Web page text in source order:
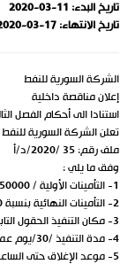
تاريخ البدء: 2020-03-11
تاريخ الانتهاء:03-17
الشركة السورية للنفط
إعلان مناقصة داخلية
استنادا الى أحكام الفصل الثالث من
تعلن الشركة السورية
ملف رقم: 35 /2020/د/أ
وفق ما يلي :
1- التأمينات الأولية / 3550000/ ل 0س فقط ثلاثة ملايين وخمسمائة وخمسون ألف ليرة سورية لا غير
2- التأمينات النهائية بنسبة 10% عشرة بالمائة من القيمة الاجمالية للإحالة
3- مكان التنفيذ الحقول التابعة لمديرية حقول المنطقة الوسطى
4- مدة التنفيذ /30/يوم عمل فعلي خلال ستين يوماً
5- موعد الإغلاق حتى الساعة / 20 , 15/ ليوم الثلاثاء الواقع بتاريخ 17 / 3 /2020